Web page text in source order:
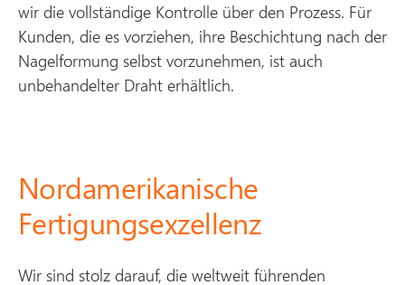
wir die vollständige Kontrolle über den Prozess. Für
Kunden, die es vorziehen, ihre Beschichtung nach der
Nagelformung selbst vorzunehmen, ist auch
unbehandelter Draht erhältlich.
Nordamerikanische
Fertigungsexzellenz
Wir sind stolz darauf, die weltweit führenden